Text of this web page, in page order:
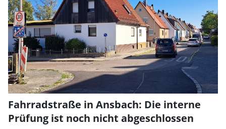
Fahrradstraße in Ansbach: Die interne
Prüfung ist noch nicht abgeschlossen